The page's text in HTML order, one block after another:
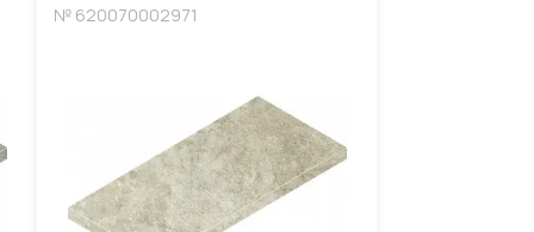
№ 620070002971